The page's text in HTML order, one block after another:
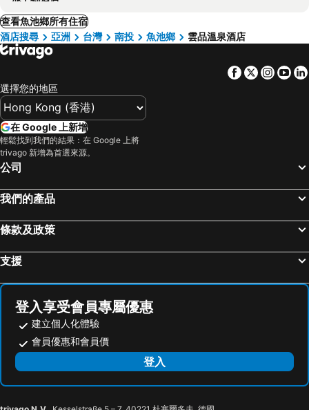
查看魚池鄉所有住宿
酒店搜尋
亞洲 台灣 南投 魚池鄉 雲品溫泉酒店
Facebook
Twitter
選擇您的地區
在 Google 上新增
輕鬆找到我們的結果：在 Google 上將
trivago 新增為首選來源。
公司
我們的產品
條款及政策
支援
登入享受會員專屬優惠
建立個人化體驗
會員優惠和會員價
登入